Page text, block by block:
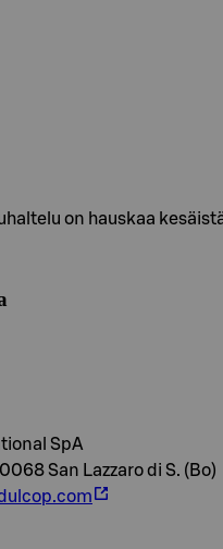
on hauskaa
SpA
San Lazzaro di S. (Bo)